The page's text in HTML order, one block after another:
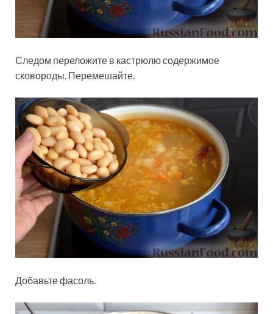
Следом переложите в кастрюлю содержимое
сковороды. Перемешайте.
Добавьте фасоль.